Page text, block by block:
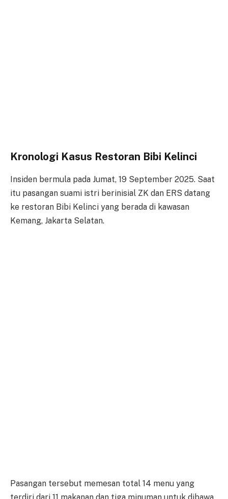
Kronologi Kasus Restoran Bibi Kelinci
Insiden bermula pada Jumat, 19 September 2025. Saat
itu pasangan suami istri berinisial ZK dan ERS datang
ke restoran Bibi Kelinci yang berada di kawasan
Kemang, Jakarta Selatan.
Pasangan tersebut memesan total 14 menu yang